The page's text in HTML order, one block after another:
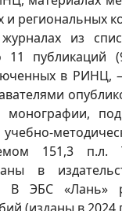
и региональных
из
11 публикаций
в РИНЦ,
монографии,
151,3 п.л.
в
В ЭБС «Лань»